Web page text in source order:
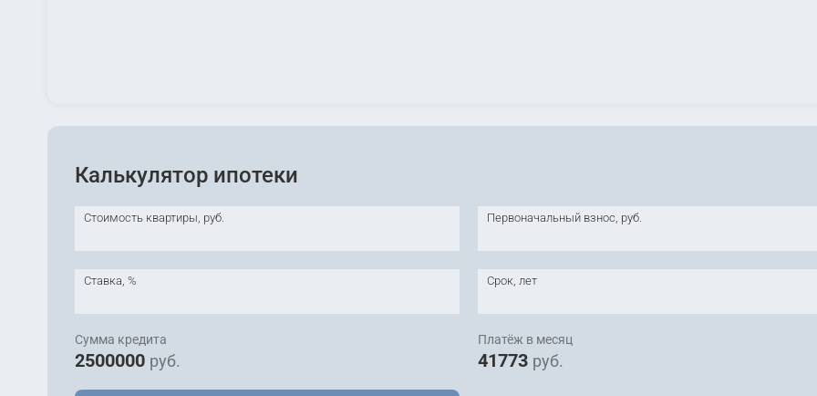
Калькулятор ипотеки
Стоимость квартиры, руб. Первоначальный взнос, руб.
Ставка, % Срок, лет
Сумма кредита
2500000 руб.
Платёж в месяц
41773 руб.